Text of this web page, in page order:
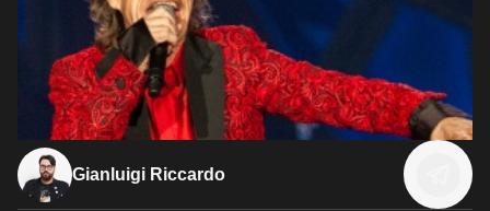
Gianluigi Riccardo